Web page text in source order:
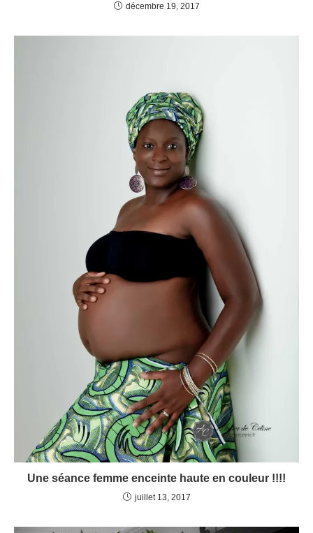
décembre 19, 2017
Une séance femme enceinte haute en couleur !!!!
juillet 13, 2017